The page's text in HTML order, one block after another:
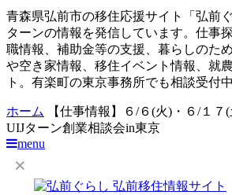
青森県弘前市の移住応援サイト「弘前
ターンの情報を発信しています。仕事
職情報、補助金等の支援、暮らしのた
や空き家情報、移住イベント情報、就
ト。有楽町の東京事務所でも相談受付中
ホーム
【仕事情報】６/６(火)・６/１
UIJターン創業相談会in東京
menu